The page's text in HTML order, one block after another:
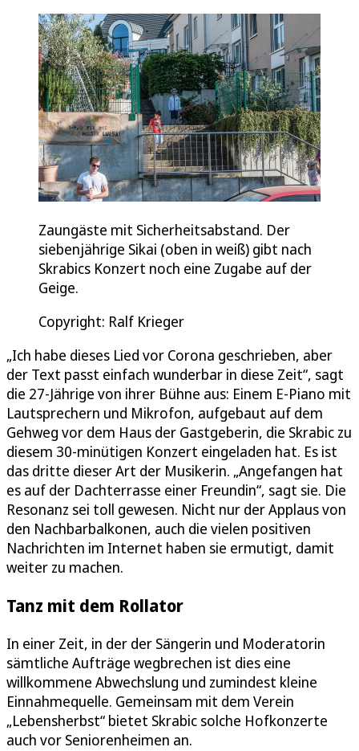
Zaungäste mit Sicherheitsabstand. Der
siebenjährige Sikai (oben in weiß) gibt nach
Skrabics Konzert noch eine Zugabe auf der
Geige.
Copyright: Ralf Krieger
„Ich habe dieses Lied vor Corona geschrieben, aber
der Text passt einfach wunderbar in diese Zeit“, sagt
die 27-Jährige von ihrer Bühne aus: Einem E-Piano mit
Lautsprechern und Mikrofon, aufgebaut auf dem
Gehweg vor dem Haus der Gastgeberin, die Skrabic zu
diesem 30-minütigen Konzert eingeladen hat. Es ist
das dritte dieser Art der Musikerin. „Angefangen hat
es auf der Dachterrasse einer Freundin“, sagt sie. Die
Resonanz sei toll gewesen. Nicht nur der Applaus von
den Nachbarbalkonen, auch die vielen positiven
Nachrichten im Internet haben sie ermutigt, damit
weiter zu machen.
Tanz mit dem Rollator
In einer Zeit, in der der Sängerin und Moderatorin
sämtliche Aufträge wegbrechen ist dies eine
willkommene Abwechslung und zumindest kleine
Einnahmequelle. Gemeinsam mit dem Verein
„Lebensherbst“ bietet Skrabic solche Hofkonzerte
auch vor Seniorenheimen an.